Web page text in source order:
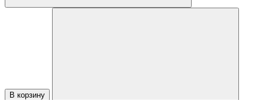
В корзину